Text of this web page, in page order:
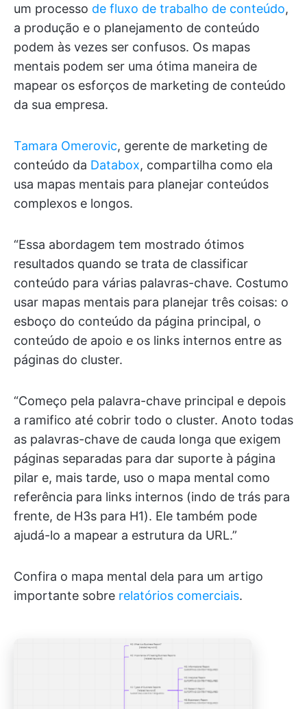
um processo de fluxo de trabalho de conteúdo,
a produção e o planejamento de conteúdo
podem às vezes ser confusos. Os mapas
mentais podem ser uma ótima maneira de
mapear os esforços de marketing de conteúdo
da sua empresa.
Tamara Omerovic, gerente de marketing de
conteúdo da Databox, compartilha como ela
usa mapas mentais para planejar conteúdos
complexos e longos.
“Essa abordagem tem mostrado ótimos
resultados quando se trata de classificar
conteúdo para várias palavras-chave. Costumo
usar mapas mentais para planejar três coisas: o
esboço do conteúdo da página principal, o
conteúdo de apoio e os links internos entre as
páginas do cluster.
“Começo pela palavra-chave principal e depois
a ramifico até cobrir todo o cluster. Anoto todas
as palavras-chave de cauda longa que exigem
páginas separadas para dar suporte à página
pilar e, mais tarde, uso o mapa mental como
referência para links internos (indo de trás para
frente, de H3s para H1). Ele também pode
ajudá-lo a mapear a estrutura da URL.”
Confira o mapa mental dela para um artigo
importante sobre relatórios comerciais.